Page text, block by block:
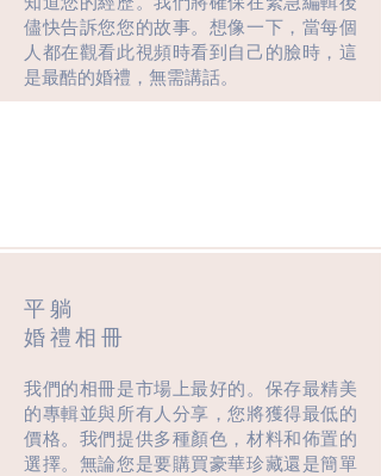
儘快告訴您您的故事。想像一下，當每個
人都在觀看此視頻時看到自己的臉時，這
是最酷的婚禮，無需講話。
平躺
婚禮相冊
我們的相冊是市場上最好的。保存最精美
的專輯並與所有人分享，您將獲得最低的
價格。我們提供多種顏色，材料和佈置的
選擇。無論您是要購買豪華珍藏還是簡單